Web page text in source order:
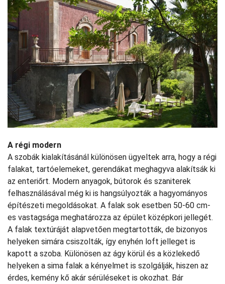
A régi modern
A szobák kialakításánál különösen ügyeltek arra, hogy a régi
falakat, tartóelemeket, gerendákat meghagyva alakítsák ki
az enteriőrt. Modern anyagok, bútorok és szaniterek
felhasználásával még ki is hangsúlyozták a hagyományos
építészeti megoldásokat. A falak sok esetben 50-60 cm-
es vastagsága meghatározza az épület középkori jellegét.
A falak textúráját alapvetően megtartották, de bizonyos
helyeken simára csiszolták, így enyhén loft jelleget is
kapott a szoba. Különösen az ágy körül és a közlekedő
helyeken a sima falak a kényelmet is szolgálják, hiszen az
érdes, kemény kő akár sérüléseket is okozhat. Bár